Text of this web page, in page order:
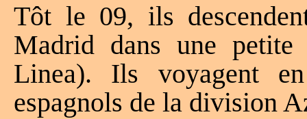
Tôt le 09, ils
Madrid dans une
Linea). Ils voyagent
espagnols de la division